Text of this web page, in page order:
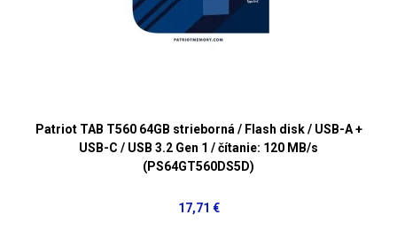
Patriot TAB T560 64GB strieborná / Flash disk / USB-A +
USB-C / USB 3.2 Gen 1 / čítanie: 120 MB/s
(PS64GT560DS5D)
17,71 €